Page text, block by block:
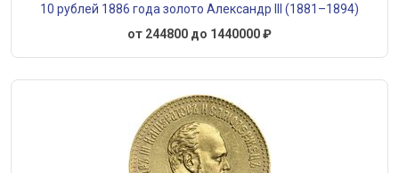
10 рублей 1886 года золото Александр III (1881–1894)
от 244800 до 1440000 ₽